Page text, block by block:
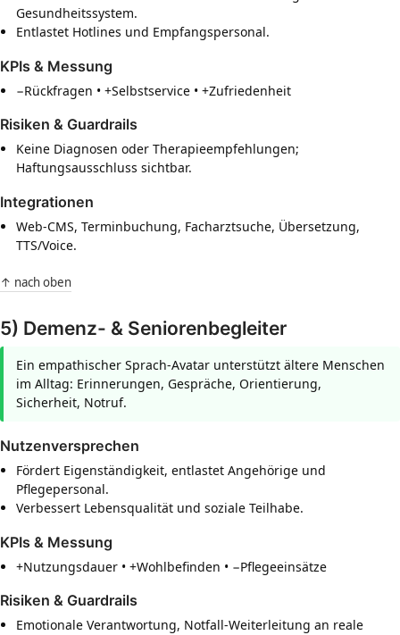
Gesundheitssystem.
Entlastet Hotlines und Empfangspersonal.
KPIs & Messung
−Rückfragen • +Selbstservice • +Zufriedenheit
Risiken & Guardrails
Keine Diagnosen oder Therapieempfehlungen;
Haftungsausschluss sichtbar.
Integrationen
Web-CMS, Terminbuchung, Facharztsuche, Übersetzung,
TTS/Voice.
↑ nach oben
5) Demenz- & Seniorenbegleiter
Ein empathischer Sprach-Avatar unterstützt ältere Menschen
im Alltag: Erinnerungen, Gespräche, Orientierung,
Sicherheit, Notruf.
Nutzenversprechen
Fördert Eigenständigkeit, entlastet Angehörige und
Pflegepersonal.
Verbessert Lebensqualität und soziale Teilhabe.
KPIs & Messung
+Nutzungsdauer • +Wohlbefinden • −Pflegeeinsätze
Risiken & Guardrails
Emotionale Verantwortung, Notfall-Weiterleitung an reale